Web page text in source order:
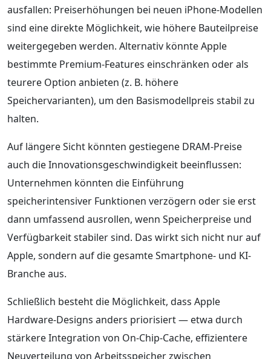
ausfallen: Preiserhöhungen bei neuen iPhone-Modellen
sind eine direkte Möglichkeit, wie höhere Bauteilpreise
weitergegeben werden. Alternativ könnte Apple
bestimmte Premium-Features einschränken oder als
teurere Option anbieten (z. B. höhere
Speichervarianten), um den Basismodellpreis stabil zu
halten.
Auf längere Sicht könnten gestiegene DRAM-Preise
auch die Innovationsgeschwindigkeit beeinflussen:
Unternehmen könnten die Einführung
speicherintensiver Funktionen verzögern oder sie erst
dann umfassend ausrollen, wenn Speicherpreise und
Verfügbarkeit stabiler sind. Das wirkt sich nicht nur auf
Apple, sondern auf die gesamte Smartphone- und KI-
Branche aus.
Schließlich besteht die Möglichkeit, dass Apple
Hardware-Designs anders priorisiert — etwa durch
stärkere Integration von On-Chip-Cache, effizientere
Neuverteilung von Arbeitsspeicher zwischen